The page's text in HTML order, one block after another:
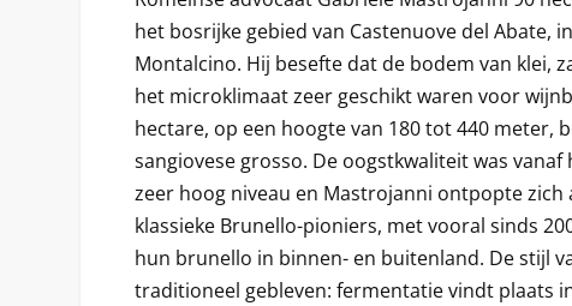
het bosrijke gebied van Castenuove del Abate,
Montalcino. Hij besefte dat de bodem van klei,
het microklimaat zeer geschikt waren voor
hectare, op een hoogte van 180 tot 440 meter,
sangiovese grosso. De oogstkwaliteit was
zeer hoog niveau en Mastrojanni ontpopte zich
klassieke Brunello-pioniers, met vooral sinds
hun brunello in binnen- en buitenland. De stijl
traditioneel gebleven: fermentatie vindt plaats